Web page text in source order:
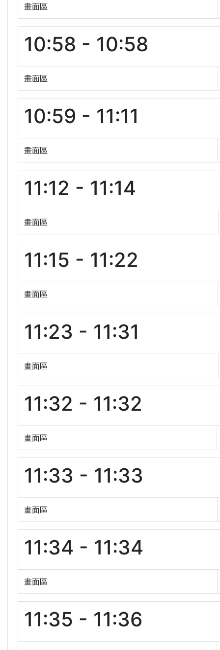
畫面區
10:58 - 10:58
畫面區
10:59 - 11:11
畫面區
11:12 - 11:14
畫面區
11:15 - 11:22
畫面區
11:23 - 11:31
畫面區
11:32 - 11:32
畫面區
11:33 - 11:33
畫面區
11:34 - 11:34
畫面區
11:35 - 11:36